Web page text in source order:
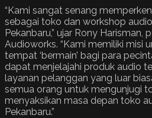
“Kami sangat senang
sebagai toko dan workshop
Pekanbaru,” ujar Rony Harisman,
Audioworks. “Kami memiliki misi
tempat ‘bermain’ bagi para
dapat menjelajahi produk audio
layanan pelanggan yang luar
semua orang untuk mengunjugi
menyaksikan masa depan toko
Pekanbaru.”